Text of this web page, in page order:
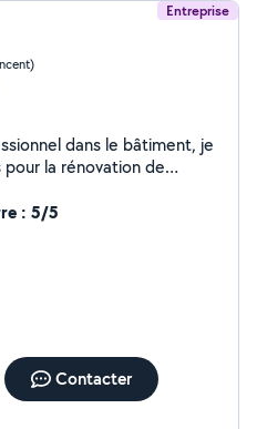
Entreprise
dans le bâtiment, je
la rénovation de
pour transformer votre
Que ce soit pour des
carrelage, nettoyage
moi pour plus
devis gratuit.** »
: 5/5
Contacter